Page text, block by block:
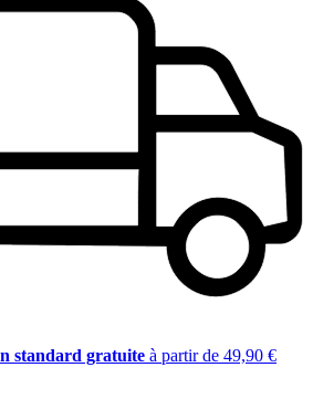
standard gratuite à partir de 49,90 €